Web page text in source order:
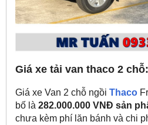
Giá xe tải van thaco 2 chỗ:
Giá xe Van 2 chỗ ngồi Thaco
bố là 282.000.000 VNĐ sản
chưa kèm phí lăn bánh và chi